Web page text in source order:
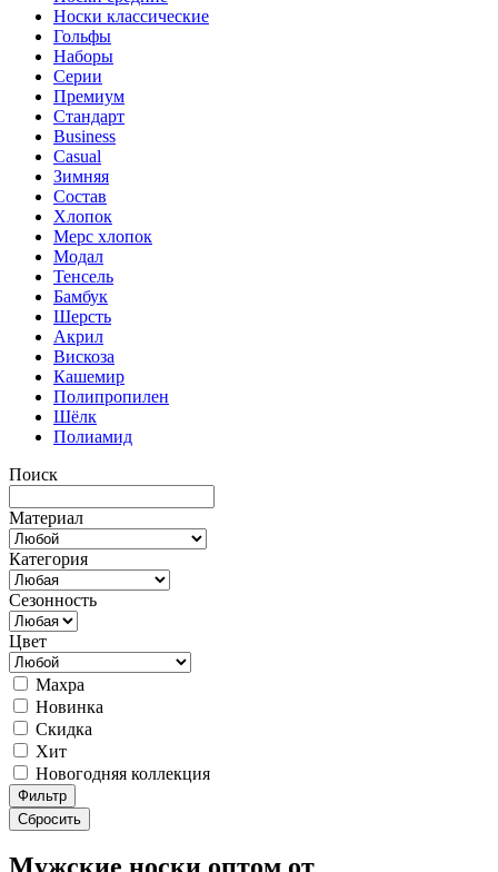
Носки классические
Гольфы
Наборы
Серии
Премиум
Стандарт
Business
Casual
Зимняя
Состав
Хлопок
Мерс хлопок
Модал
Тенсель
Бамбук
Шерсть
Акрил
Вискоза
Кашемир
Полипропилен
Шёлк
Полиамид
Поиск
Материал
Категория
Сезонность
Цвет
Махра
Новинка
Скидка
Хит
Новогодняя коллекция
Фильтр
Сбросить